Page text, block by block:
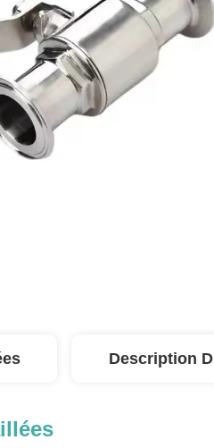
Description